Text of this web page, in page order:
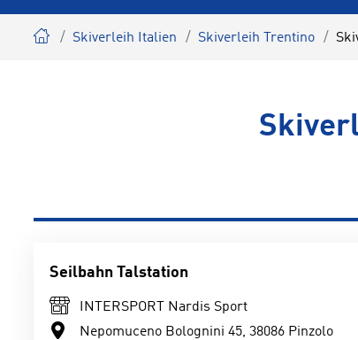
Skiverleih Italien Skiverleih Trentino
Seilbahn Talstation
INTERSPORT Nardis Sport
Nepomuceno Bolognini 45, 38086 Pinzolo